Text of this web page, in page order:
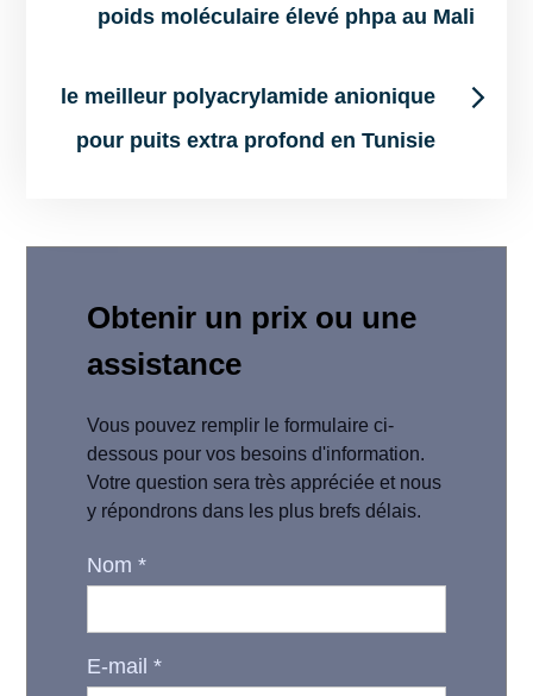
navigation
poids moléculaire élevé phpa au Mali
le meilleur polyacrylamide anionique
pour puits extra profond en Tunisie
Obtenir un prix ou une
assistance
Vous pouvez remplir le formulaire ci-
dessous pour vos besoins d'information.
Votre question sera très appréciée et nous
y répondrons dans les plus brefs délais.
Nom*
E-mail*